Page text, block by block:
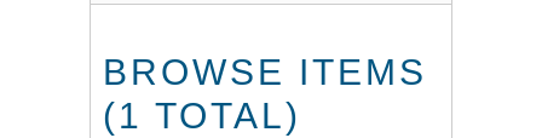
BROWSE ITEMS
(1 TOTAL)